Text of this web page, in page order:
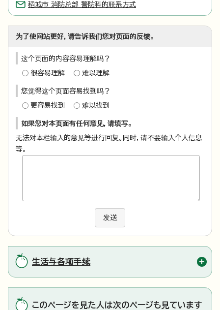
稻城市 消防总部 警防科的联系方式
为了使网站更好，请告诉我们您对页面的反馈。
这个页面的内容容易理解吗？
很容易理解 难以理解
您觉得这个页面容易找到吗？
更容易找到 难以找到
如果您对本页面有任何意见，请填写。
无法对本栏输入的意见等进行回复。同时，请不要输入个人信息
等。
发送
生活与各项手续
このページを見た人は次のページも見ています